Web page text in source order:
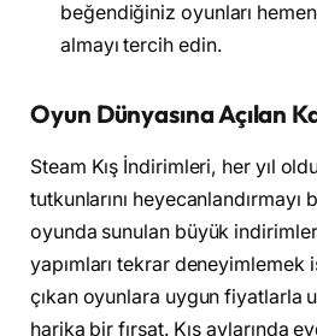
beğendiğiniz oyunları
almayı tercih edin.
Oyun Dünyasına Açılan
Steam Kış İndirimleri, her yıl
tutkunlarını heyecanlandırmayı
oyunda sunulan büyük
yapımları tekrar deneyimlemek
çıkan oyunlara uygun fiyatlarla
harika bir fırsat. Kış aylarında